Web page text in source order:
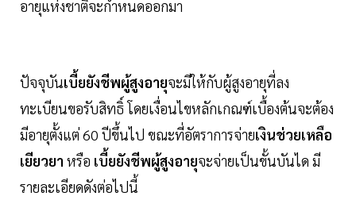
อายุแห่งชาติจะกำหนดออกมา
ปัจจุบันเบี้ยยังชีพผู้สูงอายุจะมีให้กับผู้สูงอายุที่ลง
ทะเบียนขอรับสิทธิ์ โดยเงื่อนไขหลักเกณฑ์เบื้องต้นจะต้อง
มีอายุตั้งแต่ 60 ปีขึ้นไป ขณะที่อัตราการจ่ายเงินช่วยเหลือ
เยียวยา หรือ เบี้ยยังชีพผู้สูงอายุจะจ่ายเป็นขั้นบันได มี
รายละเอียดดังต่อไปนี้